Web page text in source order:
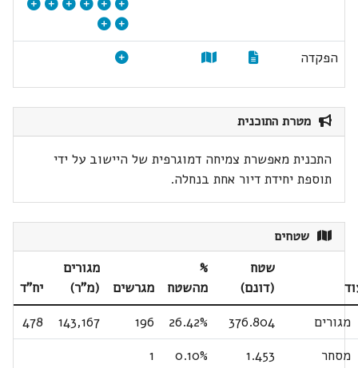
הפקדה
מטרת התוכנית
התכנית מאפשרת צמיחה דמוגרפית של היישוב על ידי
תוספת יחידת דיור אחת בנחלה.
שטחים
שטח
(דונם)
%
מהשטח
מגרשים
מגורים
(מ"ר)
יח"ד
מגורים
376.804
26.42%
196
143,167
478
מסחר
1.453
0.10%
1